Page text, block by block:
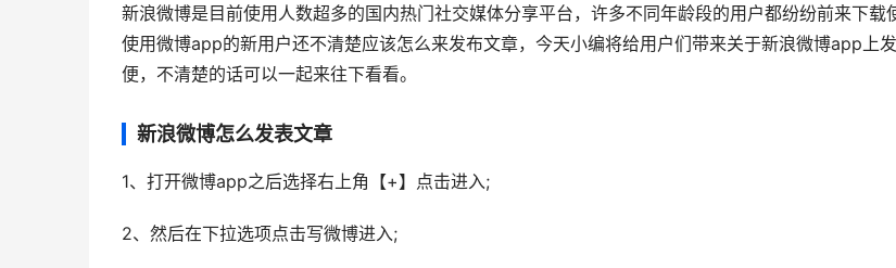
新浪微博是目前使用人数超多的国内热门社交媒体分享平台，许多不同年龄段的用户都纷纷前来下载
使用微博app的新用户还不清楚应该怎么来发布文章，今天小编将给用户们带来关于新浪微博app上
便，不清楚的话可以一起来往下看看。
新浪微博怎么发表文章
1、打开微博app之后选择右上角【+】点击进入;
2、然后在下拉选项点击写微博进入;